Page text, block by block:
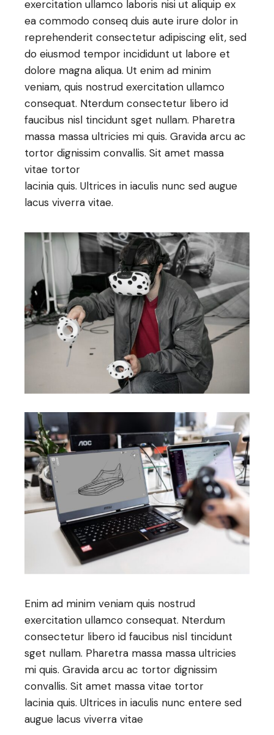
exercitation ullamco laboris nisi ut aliquip ex
ea commodo conseq duis aute irure dolor in
reprehenderit consectetur adipiscing elit, sed
do eiusmod tempor incididunt ut labore et
dolore magna aliqua. Ut enim ad minim
veniam, quis nostrud exercitation ullamco
consequat. Nterdum consectetur libero id
faucibus nisl tincidunt sget nullam. Pharetra
massa massa ultricies mi quis. Gravida arcu ac
tortor dignissim convallis. Sit amet massa
vitae tortor
lacinia quis. Ultrices in iaculis nunc sed augue
lacus viverra vitae.
Enim ad minim veniam quis nostrud
exercitation ullamco consequat. Nterdum
consectetur libero id faucibus nisl tincidunt
sget nullam. Pharetra massa massa ultricies
mi quis. Gravida arcu ac tortor dignissim
convallis. Sit amet massa vitae tortor
lacinia quis. Ultrices in iaculis nunc entere sed
augue lacus viverra vitae